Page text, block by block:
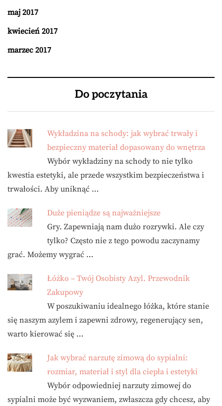
maj 2017
kwiecień 2017
marzec 2017
Do poczytania
Wykładzina na schody: jak wybrać trwały i
bezpieczny materiał dopasowany do wnętrza
Wybór wykładziny na schody to nie tylko
kwestia estetyki, ale przede wszystkim bezpieczeństwa i
trwałości. Aby uniknąć …
Duże pieniądze są najważniejsze
Gry. Zapewniają nam dużo rozrywki. Ale czy
tylko? Często nie z tego powodu zaczynamy
grać. Możemy wygrać …
Łóżko – Twój Osobisty Azyl. Przewodnik
Zakupowy
W poszukiwaniu idealnego łóżka, które stanie
się naszym azylem i zapewni zdrowy, regenerujący sen,
warto kierować się …
Jak wybrać narzutę zimową do sypialni:
rozmiar, materiał i styl dla ciepła i estetyki
Wybór odpowiedniej narzuty zimowej do
sypialni może być wyzwaniem, zwłaszcza gdy chcesz, aby